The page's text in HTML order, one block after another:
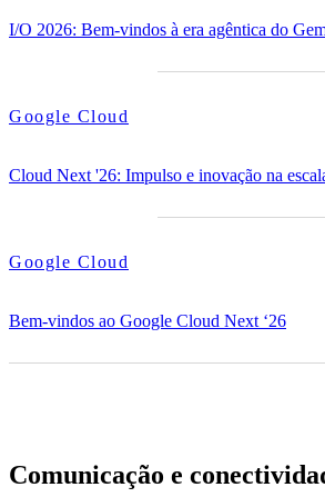
I/O 2026: Bem-vindos à era agêntica do
Google Cloud
Cloud Next '26: Impulso e inovação na
Google Cloud
Bem-vindos ao Google Cloud Next ‘26
Comunicação e